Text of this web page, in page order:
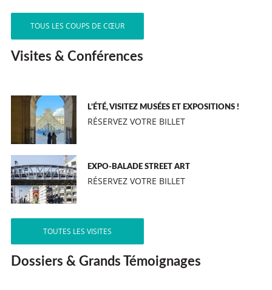
TOUS LES COUPS DE CŒUR
Visites & Conférences
L’ÉTÉ, VISITEZ MUSÉES ET EXPOSITIONS !
RÉSERVEZ VOTRE BILLET
EXPO-BALADE STREET ART
RÉSERVEZ VOTRE BILLET
TOUTES LES VISITES
Dossiers & Grands Témoignages